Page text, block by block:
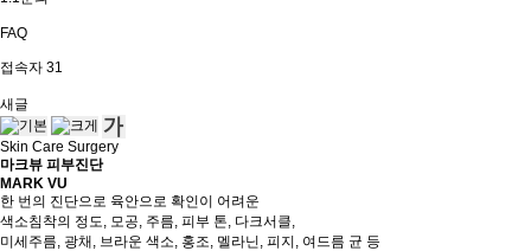
FAQ
접속자 31
새글
Skin Care Surgery
마크뷰 피부진단
MARK VU
한 번의 진단으로 육안으로 확인이 어려운
색소침착의 정도, 모공, 주름, 피부 톤, 다크서클,
미세주름, 광채, 브라운 색소, 홍조, 멜라닌, 피지, 여드름 균 등